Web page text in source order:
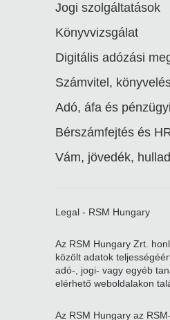
Jogi szolgáltatások
Könyvvizsgálat
Digitális adózási
Számvitel,
Adó, áfa és
Bérszámfejtés és
Vám, jövedék,
Legal - RSM Hungary
Az RSM Hungary Zrt.
közölt adatok
adó-, jogi- vagy egyéb
elérhető weboldalakon
Az RSM Hungary az